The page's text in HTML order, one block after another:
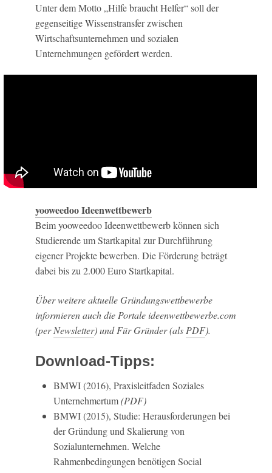
Unter dem Motto „Hilfe braucht Helfer“soll der
gegenseitige Wissenstransfer zwischen
Wirtschaftsunternehmen und sozialen
Unternehmungen gefördert werden.
yooweedoo Ideenwettbewerb
Beim yooweedoo Ideenwettbewerb können sich
Studierende um Startkapital zur Durchführung
eigener Projekte bewerben. Die Förderung beträgt
dabei bis zu 2.000 Euro Startkapital.
Über weitere aktuelle Gründungswettbewerbe
informieren auch die Portale ideenwettbewerbe.com
(perNewsletter) und Für Gründer (als PDF).
Download-Tipps:
BMWI (2016), Praxisleitfaden Soziales
Unternehmertum(PDF)
BMWI (2015), Studie: Herausforderungen bei
der Gründung und Skalierung von
Sozialunternehmen. Welche
Rahmenbedingungen benötigen Social